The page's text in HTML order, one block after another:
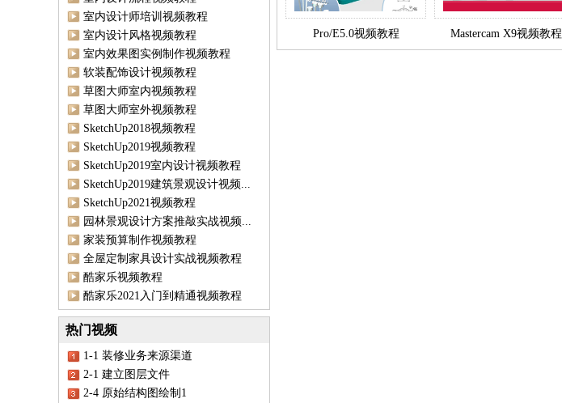
室内设计师培训视频教程
室内设计风格视频教程
室内效果图实例制作视频教程
软装配饰设计视频教程
草图大师室内视频教程
草图大师室外视频教程
SketchUp2018视频教程
SketchUp2019视频教程
SketchUp2019室内设计视频教程
SketchUp2019建筑景观设计视频...
SketchUp2021视频教程
园林景观设计方案推敲实战视频...
家装预算制作视频教程
全屋定制家具设计实战视频教程
酷家乐视频教程
酷家乐2021入门到精通视频教程
热门视频
1-1 装修业务来源渠道
2-1 建立图层文件
2-4 原始结构图绘制1
Pro/E5.0视频教程 Mastercam X9视频教程